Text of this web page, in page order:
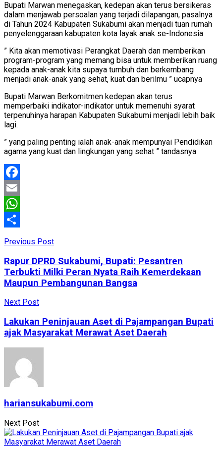
Bupati Marwan menegaskan, kedepan akan terus bersikeras
dalam menjawab persoalan yang terjadi dilapangan, pasalnya
di Tahun 2024 Kabupaten Sukabumi akan menjadi tuan rumah
penyelenggaraan kabupaten kota layak anak se-Indonesia
” Kita akan memotivasi Perangkat Daerah dan memberikan
program-program yang memang bisa untuk memberikan ruang
kepada anak-anak kita supaya tumbuh dan berkembang
menjadi anak-anak yang sehat, kuat dan berilmu ” ucapnya
Bupati Marwan Berkomitmen kedepan akan terus
memperbaiki indikator-indikator untuk memenuhi syarat
terpenuhinya harapan Kabupaten Sukabumi menjadi lebih baik
lagi.
” yang paling penting ialah anak-anak mempunyai Pendidikan
agama yang kuat dan lingkungan yang sehat ” tandasnya
Facebook
Email
WhatsApp
Previous Post
Rapur DPRD Sukabumi, Bupati: Pesantren
Terbukti Milki Peran Nyata Raih Kemerdekaan
Maupun Pembangunan Bangsa
Next Post
Lakukan Peninjauan Aset di Pajampangan Bupati
ajak Masyarakat Merawat Aset Daerah
hariansukabumi.com
Next Post